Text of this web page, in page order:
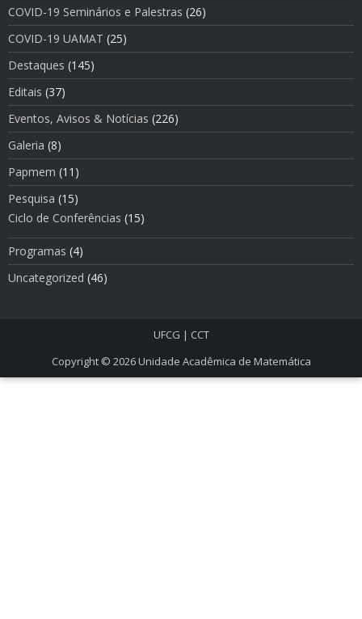
COVID-19 Seminários e Palestras (26)
COVID-19 UAMAT (25)
Destaques (145)
Editais (37)
Eventos, Avisos & Notí­cias (226)
Galeria (8)
Papmem (11)
Pesquisa (15)
Ciclo de Conferências (15)
Programas (4)
Uncategorized (46)
UFCG | CCT
Copyright © 2026Unidade Acadêmica de Matemática